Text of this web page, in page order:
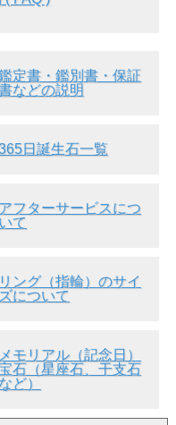
クダイヤの場合は、評
ド・ステップ・カット
ィの評価はございませ
(マリッジリング、ウエ
)しても楽しめると思い
定書・鑑別書・保証
などの説明
日誕生石一覧
アフターサービスにつ
いて
リング（指輪）のサイ
ズについて
メモリアル（記念日）
石（星座石、干支石
など）